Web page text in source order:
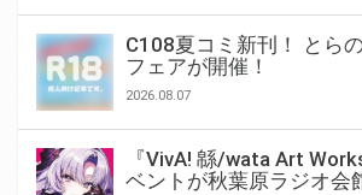
C108夏コミ新刊！ とら
フェアが開催！
2026.08.07
『VivA! 緜/wata Art
ベントが秋葉原ラジオ会